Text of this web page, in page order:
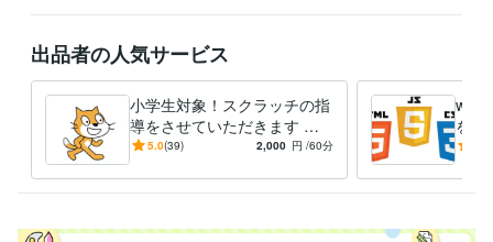
Numbers:4年PowerPoint:4年Word:4年BASE:0年freee:0年
STUDIO:4年ペライチ:4年Google スプレッドシート:4年
Google スライド:4年Pages:4年Asana:4年
得意分野
Web制作・HP作成・EC構築 webサイト制作
プログラミング
オンラインレッスン・習い事 HTML・CSS・Javascrip等
出品者の人気サービス
小学生対象！スクラッチの指
導をさせていただきます 現
役のプログラミングスクール
す！
5.0(39) 2,000 円 /60分
web
を教